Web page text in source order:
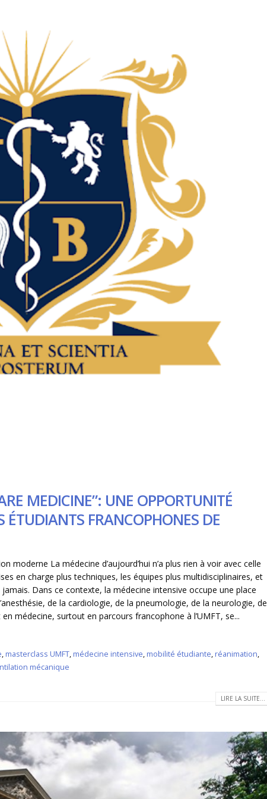
MEDICINE”: UNE OPPORTUNITÉ
ÉTUDIANTS FRANCOPHONES DE
La médecine d’aujourd’hui n’a plus rien à voir avec celle
en charge plus techniques, les équipes plus multidisciplinaires, et
Dans ce contexte, la médecine intensive occupe une place
de la cardiologie, de la pneumologie, de la neurologie, de
médecine, surtout en parcours francophone à l’UMFT, se...
, masterclass UMFT, médecine intensive, mobilité étudiante, réanimation,
mécanique
LIRE LA SUITE...